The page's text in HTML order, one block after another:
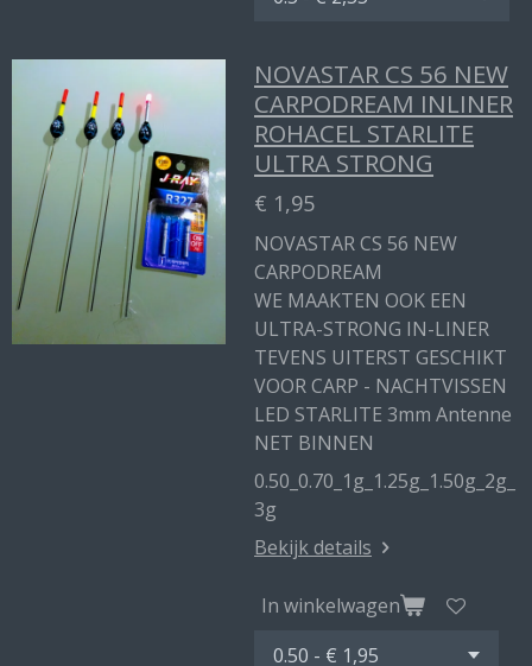
NOVASTAR CS 56 NEW
CARPODREAM INLINER
ROHACEL STARLITE
ULTRA STRONG
€ 1,95
NOVASTAR CS 56 NEW
CARPODREAM
WE MAAKTEN OOK EEN
ULTRA-STRONG IN-LINER
TEVENS UITERST GESCHIKT
VOOR CARP - NACHTVISSEN
LED STARLITE 3mm Antenne
NET BINNEN
0.50_0.70_1g_1.25g_1.50g_2g_
3g
Bekijk details
In winkelwagen